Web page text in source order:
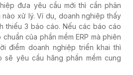
đưa yêu cầu mới thì cần phân
xử lý. Ví dụ, doanh nghiệp thấy
thiếu 3 báo cáo. Nếu các báo cáo
của phần mềm ERP mà phiên
điểm doanh nghiệp triển khai thì
sẽ yêu cầu hãng phần mềm cung